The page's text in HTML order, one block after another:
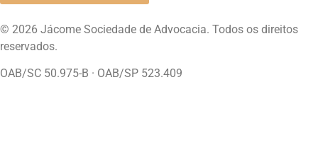
© 2026 Jácome Sociedade de Advocacia. Todos os direitos
reservados.
OAB/SC 50.975-B · OAB/SP 523.409